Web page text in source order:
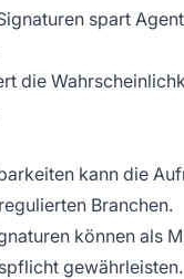
spart
die
kann die
Branchen.
können als
gewährleisten.